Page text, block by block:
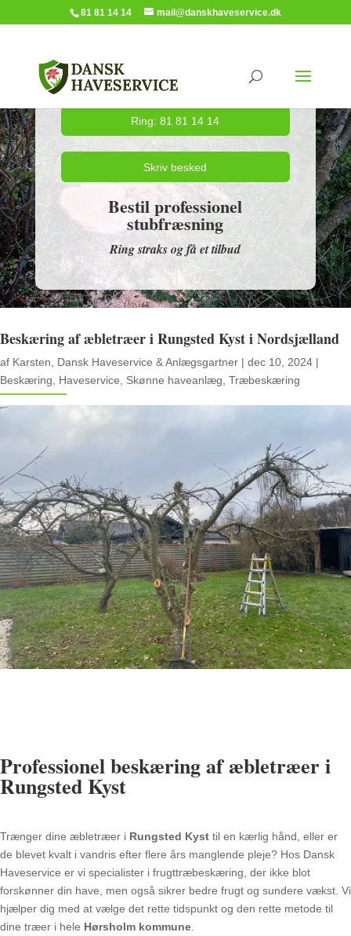
81 81 14 14 mail@danskhaveservice.dk
Ring: 81 81 14 14
Skriv besked
Bestil professionel
stubfræsning
Ring straks og få et tilbud
Beskæring af æbletræer i Rungsted Kyst i Nordsjælland
af Karsten, Dansk Haveservice & Anlægsgartner | dec 10, 2024 |
Beskæring
Haveservice Skønne haveanlæg Træbeskæring
Professionel beskæring af æbletræer i
Rungsted Kyst
Trænger dine æbletræer i Rungsted Kyst til en kærlig hånd, eller er
de blevet kvalt i vandris efter flere års manglende pleje? Hos Dansk
Haveservice er vi specialister i frugttræbeskæring, der ikke blot
forskønner din have, men også sikrer bedre frugt og sundere vækst. Vi
hjælper dig med at vælge det rette tidspunkt og den rette metode til
dine træer i hele Hørsholm kommune